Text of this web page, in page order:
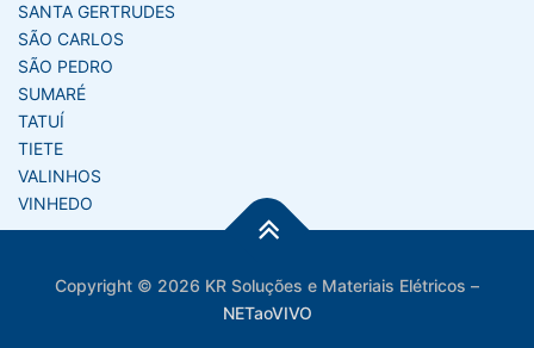
SANTA GERTRUDES
SÃO CARLOS
SÃO PEDRO
SUMARÉ
TATUÍ
TIETE
VALINHOS
VINHEDO
Copyright © 2026 KR Soluções e Materiais Elétricos –
NETaoVIVO